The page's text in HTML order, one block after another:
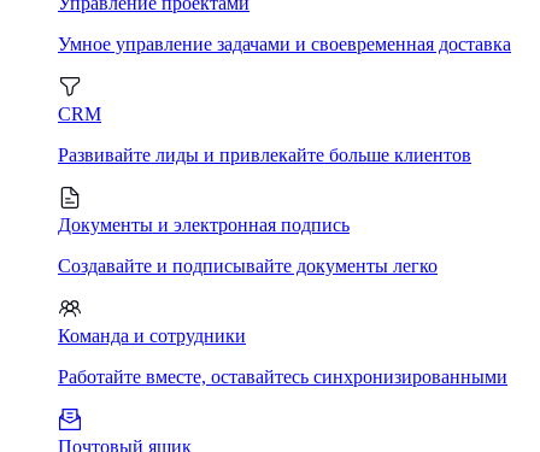
Умное управление задачами и своевременная доставка
CRM
Развивайте лиды и привлекайте больше клиентов
Документы и электронная подпись
Создавайте и подписывайте документы легко
Команда и сотрудники
Работайте вместе, оставайтесь синхронизированными
Почтовый ящик